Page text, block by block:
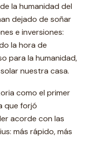
la humanidad del
dejado de soñar
e inversiones:
la hora de
para la humanidad,
nuestra casa.
como el primer
que forjó
acorde con las
más rápido, más